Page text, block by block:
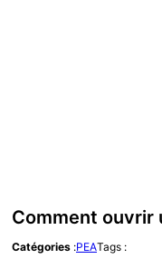
Comment ouvrir
Catégories :PEATags :